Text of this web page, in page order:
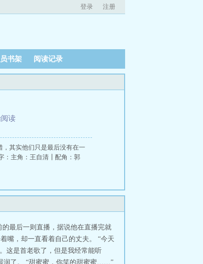
登录 注册
书架 阅读记录
读
其实他们只是最后没有在一
：主角：王自清┃配角：郭
最后一则直播，据说他在直播完就
嘴，却一直看着自己的丈夫。 “今天
这是首老歌了，但是我经常能听
润了。 “甜蜜蜜，你笑的甜蜜蜜……”